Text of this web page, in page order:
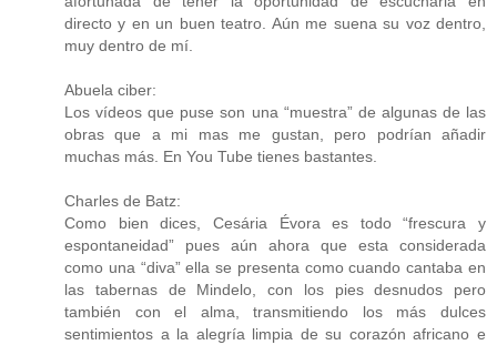
directo y en un buen teatro. Aún me suena su voz dentro,
muy dentro de mí.
Abuela ciber:
Los vídeos que puse son una “muestra” de algunas de las
obras que a mi mas me gustan, pero podrían añadir
muchas más. En You Tube tienes bastantes.
Charles de Batz:
Como bien dices, Cesária Évora es todo “frescura y
espontaneidad” pues aún ahora que esta considerada
como una “diva” ella se presenta como cuando cantaba en
las tabernas de Mindelo, con los pies desnudos pero
también con el alma, transmitiendo los más dulces
sentimientos a la alegría limpia de su corazón africano e